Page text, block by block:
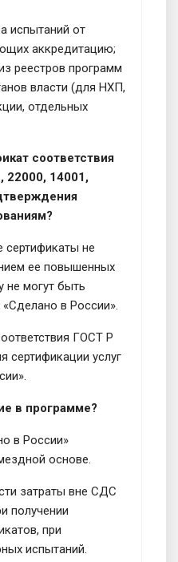
испытаний от
аккредитацию;
реестров программ
власти (для НХП,
отдельных
соответствия
14001,
не
ее повышенных
не могут быть
в России».
ГОСТ Р
сертификации услуг
в программе?
в России»
основе.
затраты вне СДС
получении
при
испытаний.